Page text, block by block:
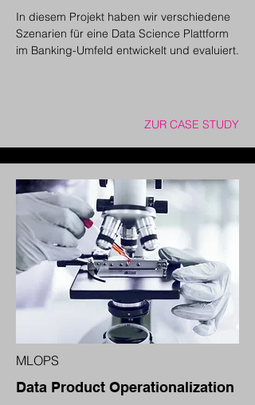
In diesem Projekt haben wir verschiedene
Szenarien für eine Data Science Plattform
im Banking-Umfeld entwickelt und evaluiert.
ZUR CASE STUDY
MLOPS
Data Product Operationalization